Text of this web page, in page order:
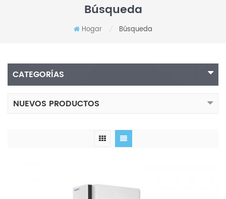
Búsqueda
Hogar Búsqueda
CATEGORÍAS
NUEVOS PRODUCTOS